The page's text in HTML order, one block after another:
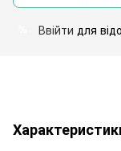
Ввійти для